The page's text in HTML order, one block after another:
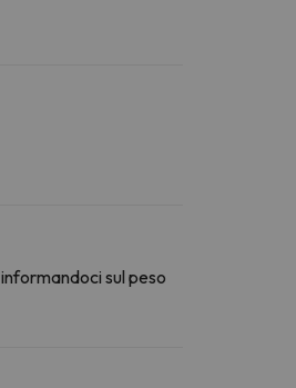
informandoci sul peso